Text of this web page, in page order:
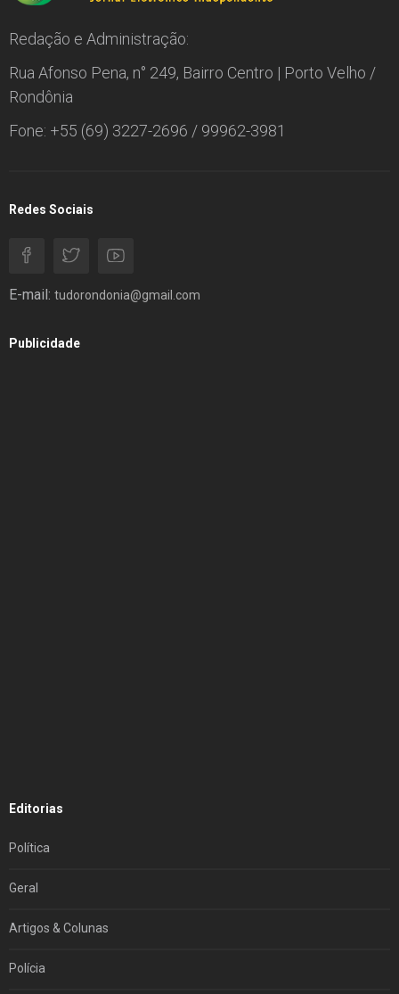
Redação e Administração:
Rua Afonso Pena, n° 249, Bairro Centro | Porto Velho /
Rondônia
Fone: +55 (69) 3227-2696 / 99962-3981
Redes Sociais
E-mail: tudorondonia@gmail.com
Publicidade
Editorias
Política
Geral
Artigos & Colunas
Polícia